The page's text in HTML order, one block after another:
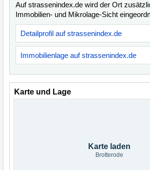
Auf strassenindex.de wird der Ort
Immobilien- und Mikrolage-Sicht
Detailprofil auf strassenindex.de
Immobilienlage auf strassenindex.de
Karte und Lage
Karte laden
Brotterode